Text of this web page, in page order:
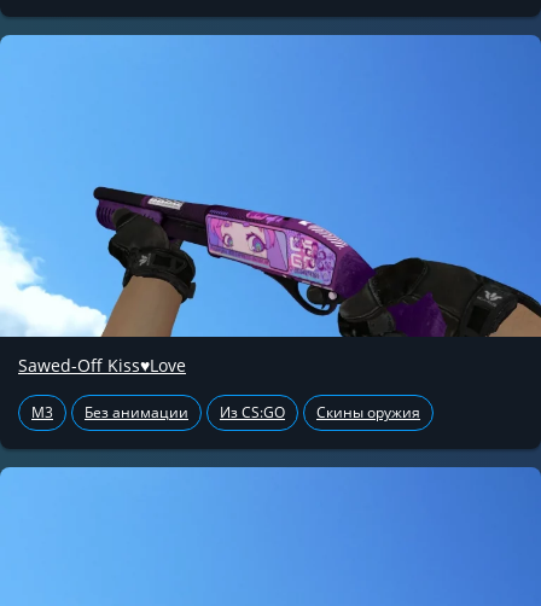
Sawed-Off Kiss♥Love
M3 Без анимации Из CS:GO Скины оружия